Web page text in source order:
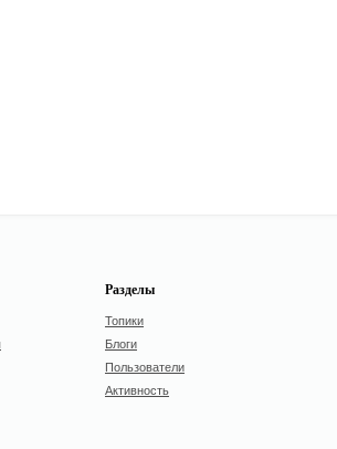
Разделы
Топики
Блоги
Пользователи
Активность